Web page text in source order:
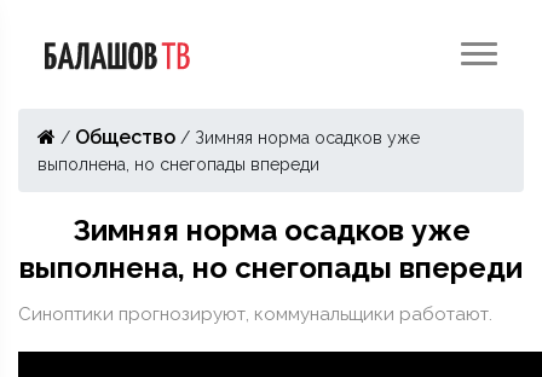
/ Общество / Зимняя норма осадков уже
выполнена, но снегопады впереди
Зимняя норма осадков уже
выполнена, но снегопады впереди
Синоптики прогнозируют, коммунальщики работают.